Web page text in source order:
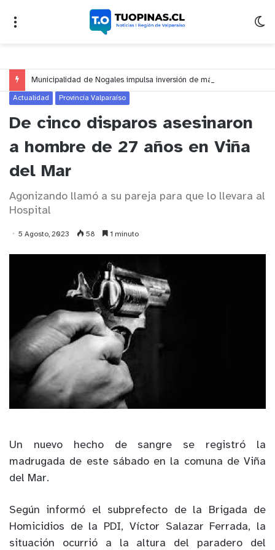
Actualidad Provincia Valparaíso
De cinco disparos asesinaron
a hombre de 27 años en Viña
del Mar
Agonizando llamó a su pareja para que lo llevara al
Hospital
5 Agosto, 2023 58 1 minuto
Un nuevo hecho de sangre se registró la
madrugada de este sábado en la comuna de Viña
del Mar.
Según informó el subprefecto de la Brigada de
Homicidios de la PDI, Víctor Salazar Ferrada, la
situación ocurrió a la altura del paradero del